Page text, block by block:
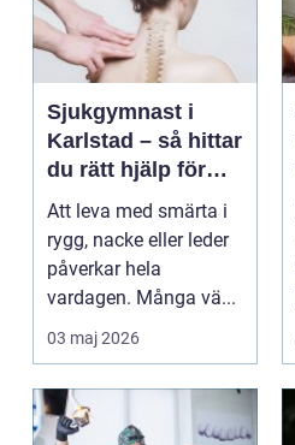
Sjukgymnast i
Karlstad – så hittar
du rätt hjälp för
smärta och rehab
Att leva med smärta i
rygg, nacke eller leder
påverkar hela
vardagen. Många vä...
03 maj 2026